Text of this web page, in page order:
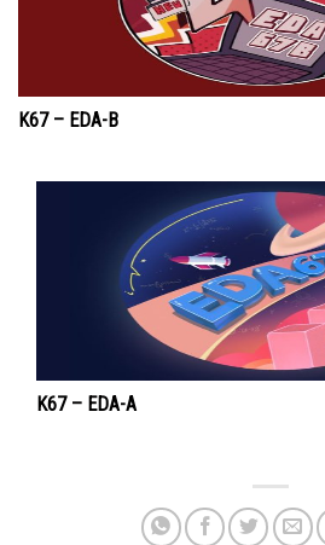
K67 – EDA-B
K67 – EDA-A